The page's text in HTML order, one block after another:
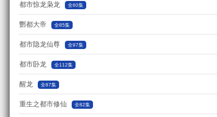
都市惊龙枭龙 全60集
酆都大帝 全85集
都市隐龙仙尊 全97集
都市卧龙 全112集
醒龙 全87集
重生之都市修仙 全82集